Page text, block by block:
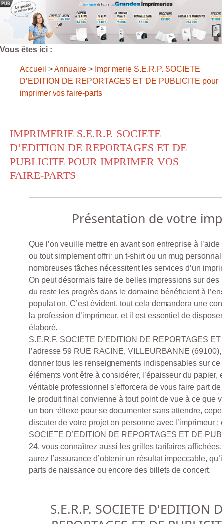
Vous êtes ici :
Accueil >Annuaire > Imprimerie S.E.R.P. SOCIETE
D’EDITION DE REPORTAGES ET DE PUBLICITE pour
imprimer vos faire-parts
IMPRIMERIE S.E.R.P. SOCIETE
D’EDITION DE REPORTAGES ET DE
PUBLICITE POUR IMPRIMER VOS
FAIRE-PARTS
Présentation de votre
Que l’on veuille mettre en avant son entreprise à
ou tout simplement offrir un t-shirt ou un mug
nombreuses tâches nécessitent les services d’un
On peut désormais faire de belles impressions sur des
du reste les progrès dans le domaine bénéficient à
population. C’est évident, tout cela demandera une
la profession d’imprimeur, et il est essentiel de
élaboré.
S.E.R.P. SOCIETE D’EDITION DE REPORTAGES
l’adresse 59 RUE RACINE, VILLEURBANNE
donner tous les renseignements indispensables sur
éléments vont être à considérer, l’épaisseur du papier,
véritable professionnel s’efforcera de vous faire part
le produit final convienne à tout point de vue à ce que
un bon réflexe pour se documenter sans attendre,
discuter de votre projet en personne avec l’imprimeur :
SOCIETE D’EDITION DE REPORTAGES ET DE
24, vous connaîtrez aussi les grilles tarifaires
aurez l’assurance d’obtenir un résultat impeccable,
parts de naissance ou encore des billets de concert.
S.E.R.P. SOCIETE D'EDITION